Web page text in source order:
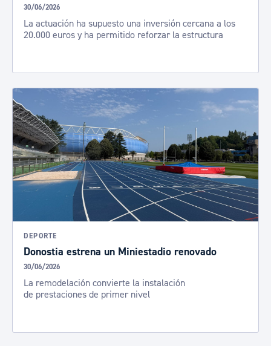
30/06/2026
La actuación ha supuesto una inversión cercana a los
20.000 euros y ha permitido reforzar la estructura
DEPORTE
Donostia estrena un Miniestadio renovado
30/06/2026
La remodelación convierte la instalación
de prestaciones de primer nivel